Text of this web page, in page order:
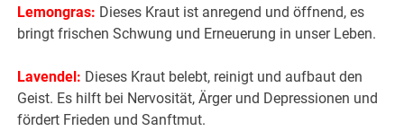
Lemongras: Dieses Kraut ist anregend und öffnend, es
bringt frischen Schwung und Erneuerung in unser Leben.
Lavendel: Dieses Kraut belebt, reinigt und aufbaut den
Geist. Es hilft bei Nervosität, Ärger und Depressionen und
fördert Frieden und Sanftmut.